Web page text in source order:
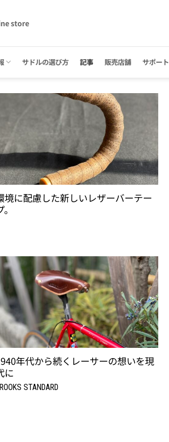
store
サドルの選び方 記事 販売店舗 サポート
境に配慮した新しいレザーバーテー
年代から続くレーサーの想いを現
に
STANDARD